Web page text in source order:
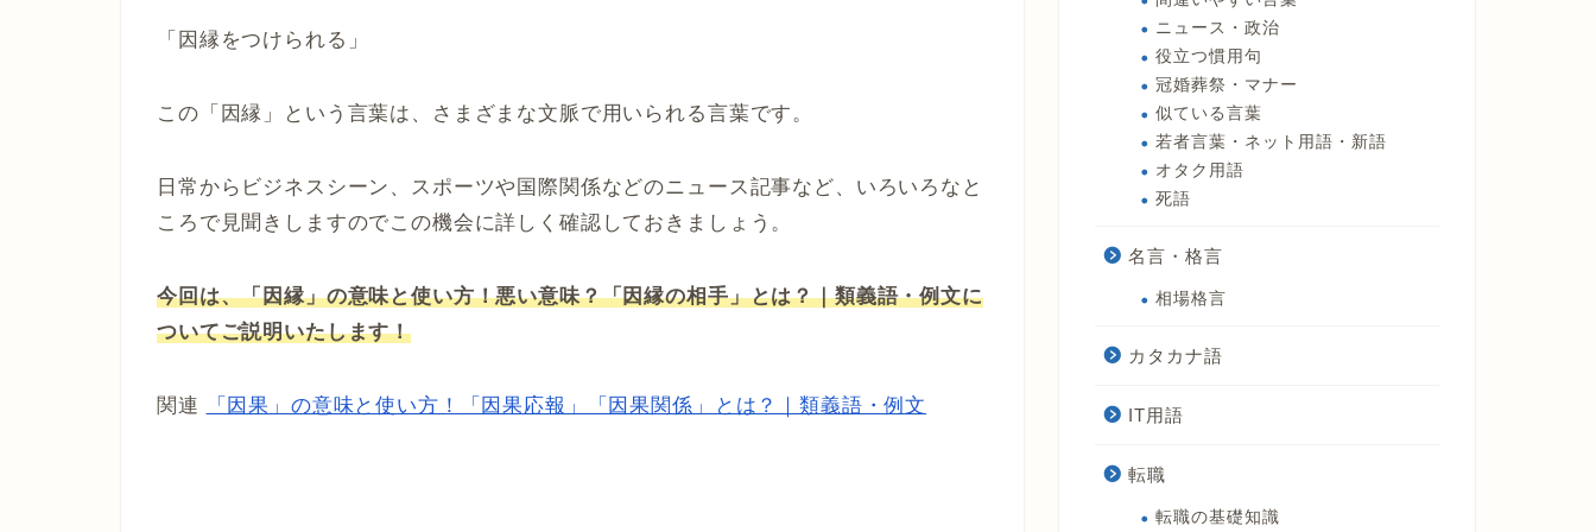
「因縁をつけられる」
この「因縁」という言葉は、さまざまな文脈で用いられる言葉です。
日常からビジネスシーン、スポーツや国際関係などのニュース記事など、いろいろなと
ころで見聞きしますのでこの機会に詳しく確認しておきましょう。
今回は、「因縁」の意味と使い方！悪い意味？「因縁の相手」とは？｜類義語・例文に
ついてご説明いたします！
関連 「因果」の意味と使い方！「因果応報」「因果関係」とは？｜類義語・例文
ニュース・政治
役立つ慣用句
冠婚葬祭・マナー
似ている言葉
若者言葉・ネット用語・新語
オタク用語
死語
名言・格言
相場格言
カタカナ語
IT用語
転職
転職の基礎知識